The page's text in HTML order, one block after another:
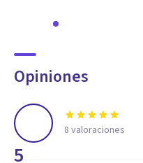
Opiniones
5
8 valoraciones